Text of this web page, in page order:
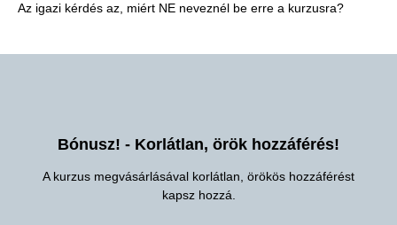
Az igazi kérdés az, miért NE neveznél be erre a kurzusra?
Bónusz! - Korlátlan, örök hozzáférés!
A kurzus megvásárlásával korlátlan, örökös hozzáférést
kapsz hozzá.